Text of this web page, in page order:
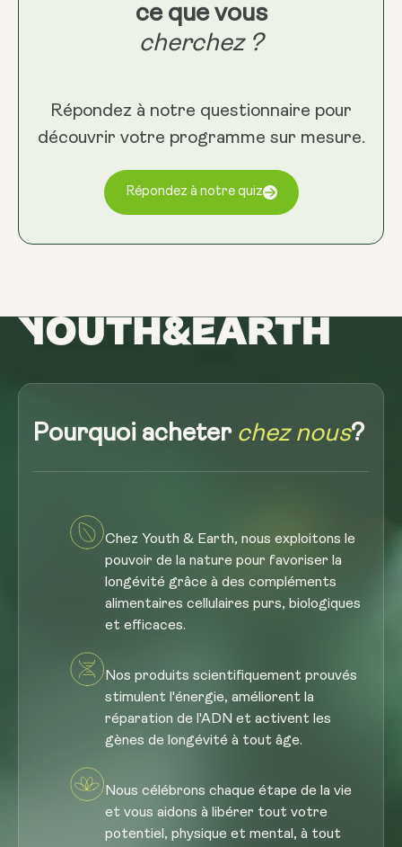
ce que vous
cherchez ?
Répondez à notre questionnaire pour
découvrir votre programme sur mesure.
Répondez à notre quiz
Pourquoi acheter chez nous?
Chez Youth & Earth, nous exploitons le
pouvoir de la nature pour favoriser la
longévité grâce à des compléments
alimentaires cellulaires purs, biologiques
et efficaces.
Nos produits scientifiquement prouvés
stimulent l'énergie, améliorent la
réparation de l'ADN et activent les
gènes de longévité à tout âge.
Nous célébrons chaque étape de la vie
et vous aidons à libérer tout votre
potentiel, physique et mental, à tout